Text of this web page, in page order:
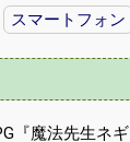
スマートフォン
『魔法先生ネギ